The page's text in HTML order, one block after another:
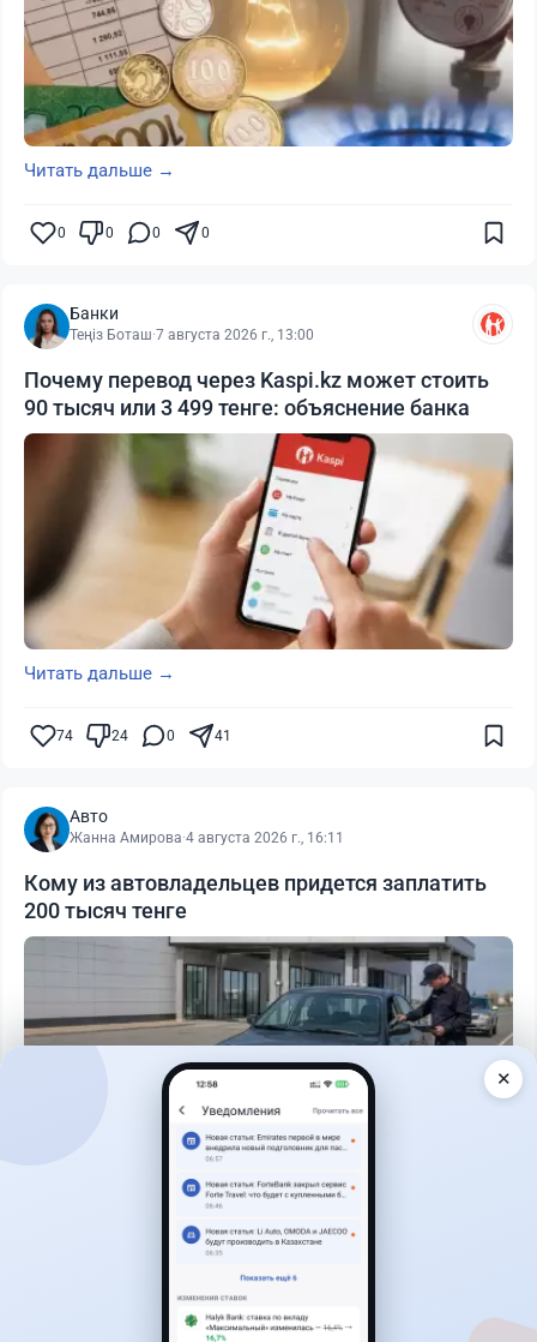
Читать дальше →
0 0 0 0
Банки
Теңіз Боташ·7 августа 2026 г., 13:00
Почему перевод через Kaspi.kz может стоить
90 тысяч или 3 499 тенге: объяснение банка
Читать дальше →
74 24 0 41
Авто
Жанна Амирова·4 августа 2026 г., 16:11
Кому из автовладельцев придется заплатить
200 тысяч тенге
11
✕